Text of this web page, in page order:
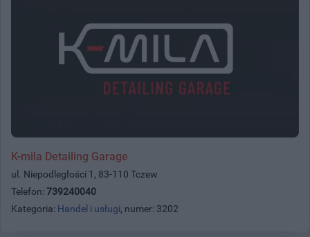
K-mila Detailing Garage
ul. Niepodległości 1, 83-110 Tczew
Telefon: 739240040
Kategoria: Handel i usługi, numer: 3202